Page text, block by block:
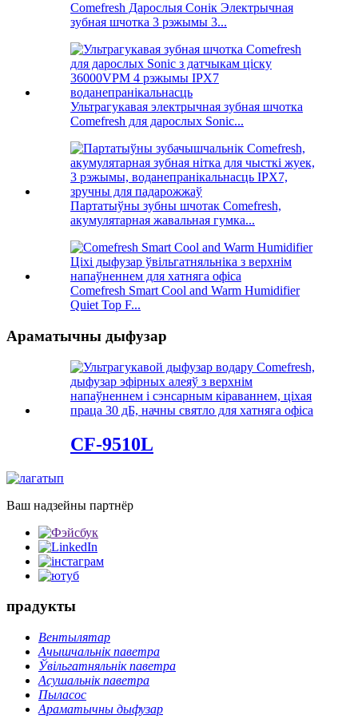
Comefresh Дарослыя Сонік Электрычная
зубная шчотка 3 рэжымы 3...
Ультрагукавая электрычная зубная шчотка
Comefresh для дарослых Sonic...
Партатыўны зубны шчотак Comefresh,
акумулятарная жавальная гумка...
Comefresh Smart Cool and Warm Humidifier
Quiet Top F...
Араматычны дыфузар
CF-9510L
Ваш надзейны партнёр
прадукты
Вентылятар
Ачышчальнік паветра
Ўвільгатняльнік паветра
Асушальнік паветра
Пыласос
Араматычны дыфузар